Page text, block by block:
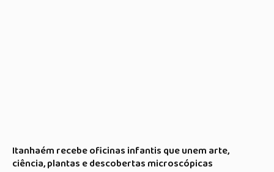
Itanhaém recebe oficinas infantis que unem arte,
ciência, plantas e descobertas microscópicas